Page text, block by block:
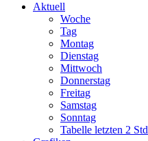
Aktuell
Woche
Tag
Montag
Dienstag
Mittwoch
Donnerstag
Freitag
Samstag
Sonntag
Tabelle letzten 2 Std